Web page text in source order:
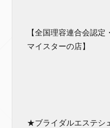
【全国理容連合会認
マイスターの店】
★ブライダルエステシ